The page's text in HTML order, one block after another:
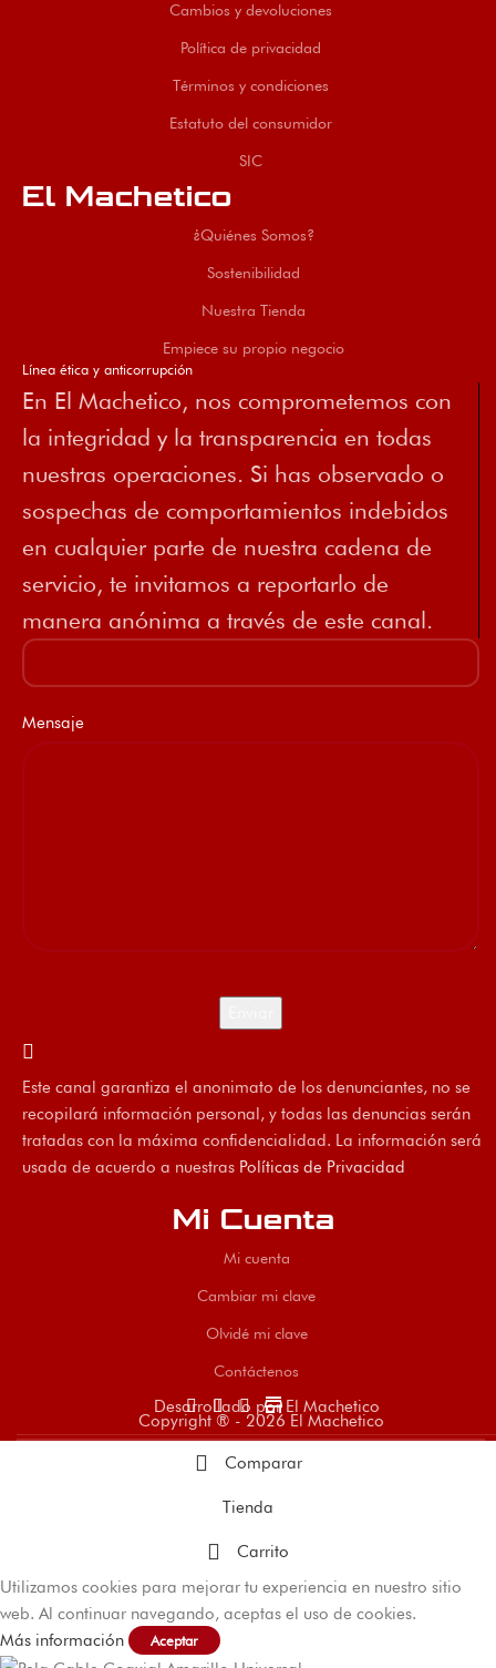
Cambios y devoluciones
Política de privacidad
Términos y condiciones
Estatuto del consumidor
SIC
El Machetico
¿Quiénes Somos?
Sostenibilidad
Nuestra Tienda
Empiece su propio negocio
Línea ética y anticorrupción
En El Machetico, nos comprometemos con
la integridad y la transparencia en todas
nuestras operaciones. Si has observado o
sospechas de comportamientos indebidos
en cualquier parte de nuestra cadena de
servicio, te invitamos a reportarlo de
manera anónima a través de este canal.
Mensaje
Este canal garantiza el anonimato de los denunciantes, no se
recopilará información personal, y todas las denuncias serán
tratadas con la máxima confidencialidad. La información será
usada de acuerdo a nuestras Políticas de Privacidad
Mi Cuenta
Mi cuenta
Cambiar mi clave
Olvidé mi clave
Contáctenos
store
Desarrollado por El Machetico
Copyright ® - 2026 El Machetico
Comparar
Tienda
Carrito
Utilizamos cookies para mejorar tu experiencia en nuestro sitio
web. Al continuar navegando, aceptas el uso de cookies.
Más información
Aceptar